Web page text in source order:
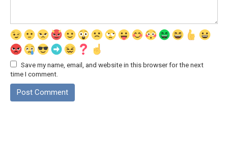
Save my name, email, and website in this browser for the next
time I comment.